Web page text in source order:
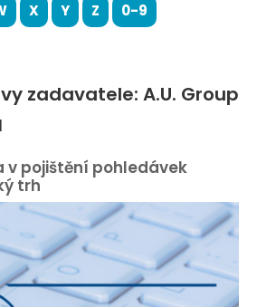
X Y Z 0-9
zadavatele: A.U. Group
v pojištění pohledávek
trh